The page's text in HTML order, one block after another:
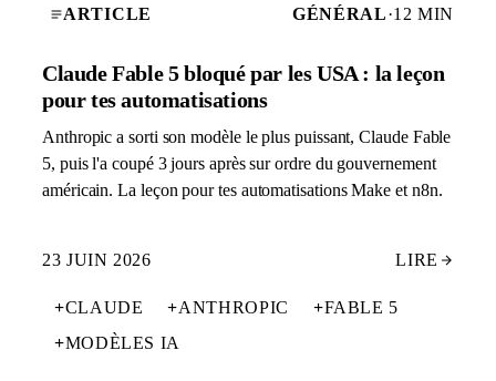
ARTICLE GÉNÉRAL·12 MIN
Claude Fable 5 bloqué par les USA : la leçon
pour tes automatisations
Anthropic a sorti son modèle le plus puissant, Claude Fable
5, puis l'a coupé 3 jours après sur ordre du gouvernement
américain. La leçon pour tes automatisations Make et n8n.
23 JUIN 2026 LIRE
+CLAUDE +ANTHROPIC +FABLE 5
+MODÈLES IA